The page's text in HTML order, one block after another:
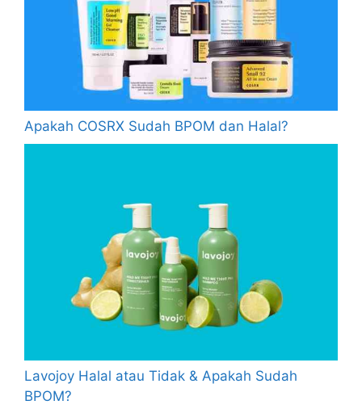
Apakah COSRX Sudah BPOM dan Halal?
Lavojoy Halal atau Tidak & Apakah Sudah
BPOM?